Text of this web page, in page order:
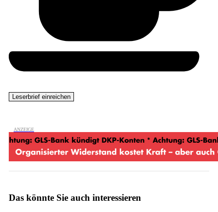
Das könnte Sie auch interessieren